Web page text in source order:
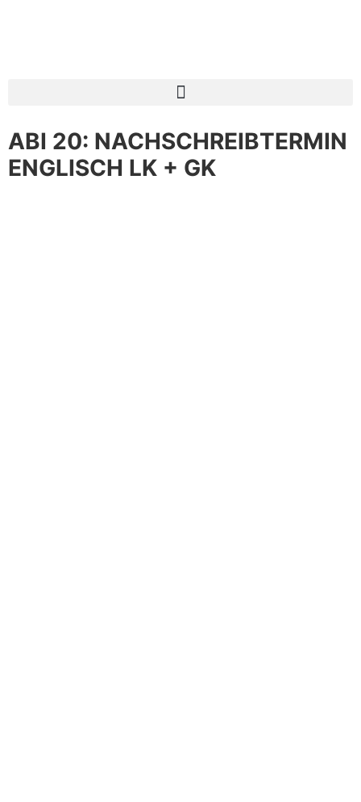
ABI 20: NACHSCHREIBTERMIN
ENGLISCH LK + GK